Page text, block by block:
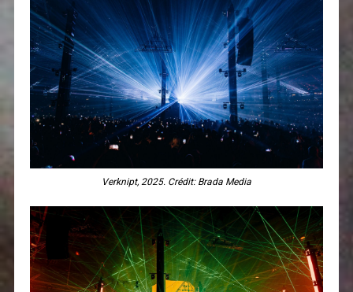
Verknipt, 2025. Crédit: Brada Media